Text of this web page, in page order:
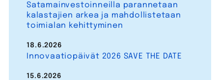
Satamainvestoinneilla parannetaan
kalastajien arkea ja mahdollistetaan
toimialan kehittyminen
Innovaatiopäivät 2026 SAVE THE DATE
18.6.2026
15.6.2026